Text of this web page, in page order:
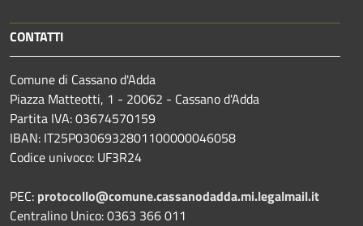
CONTATTI
Comune di Cassano d'Adda
Piazza Matteotti, 1 - 20062 - Cassano d'Adda
Partita IVA: 03674570159
IBAN: IT25P0306932801100000046058
Codice univoco: UF3R24
PEC: protocollo@comune.cassanodadda.mi.legalmail.it
Centralino Unico: 0363 366 011